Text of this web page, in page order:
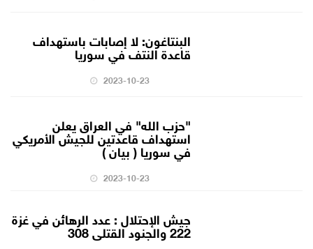
البنتاغون: لا إصابات باستهداف
قاعدة النتف في سوريا
2023-10-23
"حزب الله" في العراق يعلن
استهداف قاعدتين للجيش الأمريكي
في سوريا ( بيان )
2023-10-23
جيش الإحتلال : عدد الرهائن في غزة
222 والجنود القتلى 308